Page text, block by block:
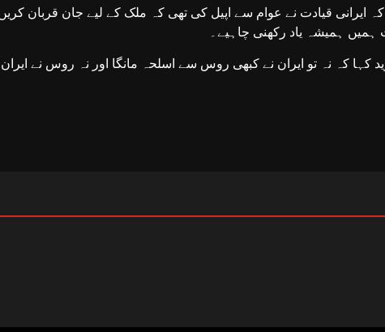
ہمیں ہمیشہ یاد رکھنی چاہیے۔
کہ نہ تو ایران نے کبھی روس سے اسلحہ مانگا اور نہ روس نے ایران